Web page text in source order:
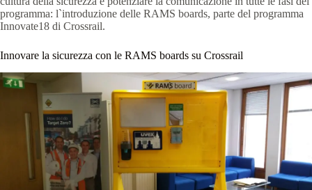
programma: l`introduzione delle RAMS boards, parte del programma
Innovate18 di Crossrail.
Innovare la sicurezza con le RAMS boards su Crossrail